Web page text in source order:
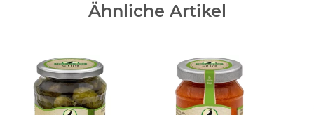
Ähnliche Artikel